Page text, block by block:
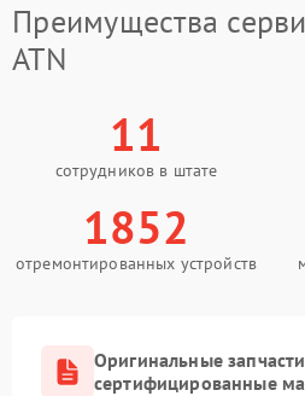
Преимущества
ATN
11
сотрудников в штате
1852
отремонтированных устройств
Оригинальные
сертифицированные